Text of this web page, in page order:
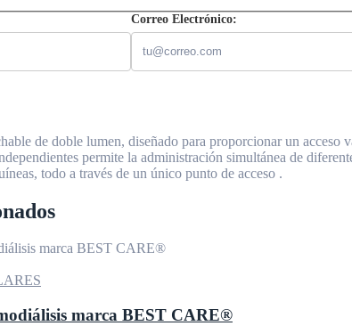
Correo Electrónico:
de doble lumen, diseñado para proporcionar un
permite la administración simultánea de
todo a través de un único punto de acceso .
marca BEST CARE®